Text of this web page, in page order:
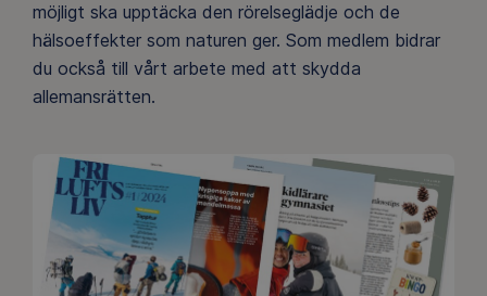
möjligt ska upptäcka den rörelseglädje och de
hälsoeffekter som naturen ger. Som medlem bidrar
du också till vårt arbete med att skydda
allemansrätten.